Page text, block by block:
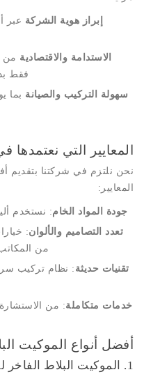
إبراز هوية الشركة عبر
الاستدامة والاقتصادية من
فقط
سهولة التركيب والصيانة بما
المعايير التي نعتمدها
نحن نلتزم في شركتنا بتقديم
المعايير:
جودة المواد الخام: نستخدم
تعدد التصاميم والألوان:
من المكاتب
تقنيات حديثة : نظام تركيب
خدمات متكاملة: من الاستشارة
أفضل أنواع الموكيت
1. الموكيت البلاط الفاخر للأماكن التنفيذية